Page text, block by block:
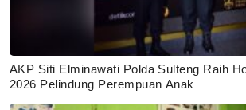
AKP Siti Elminawati Polda Sulteng Raih
2026 Pelindung Perempuan Anak